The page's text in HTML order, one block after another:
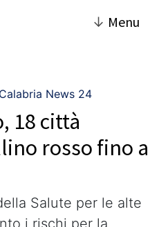
↓ Menu
News 24
18 città
rosso fino a
Salute per le alte
i rischi per la